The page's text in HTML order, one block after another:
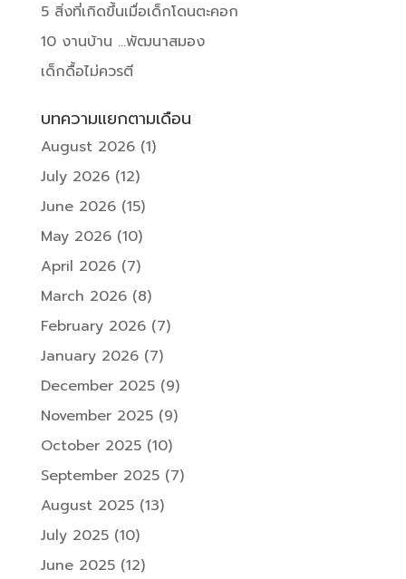
5 สิ่งที่เกิดขึ้นเมื่อเด็กโดนตะคอก
10 งานบ้าน …พัฒนาสมอง
เด็กดื้อไม่ควรตี
บทความแยกตามเดือน
August 2026(1)
July 2026(12)
June 2026(15)
May 2026(10)
April 2026(7)
March 2026(8)
February 2026(7)
January 2026(7)
December 2025(9)
November 2025(9)
October 2025(10)
September 2025(7)
August 2025(13)
July 2025(10)
June 2025(12)